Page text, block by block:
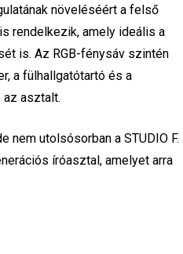
növeléséért a felső
rendelkezik, amely ideális a
is. Az RGB-fénysáv szintén
a fülhallgatótartó és a
az asztalt.
utolsósorban a STUDIO F.
íróasztal, amelyet arra